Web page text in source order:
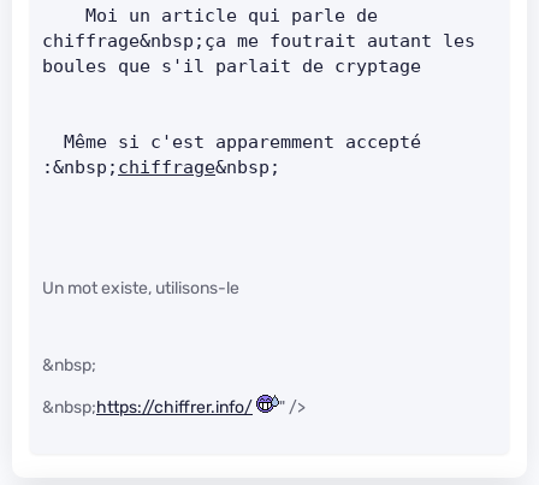
chiffrage&nbsp;ça me foutrait autant les
:&nbsp; chiffrage&nbsp;
Un mot existe, utilisons-le
&nbsp;
&nbsp;https://chiffrer.info/ " />